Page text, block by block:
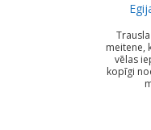
meitene,
vēlas
kopīgi